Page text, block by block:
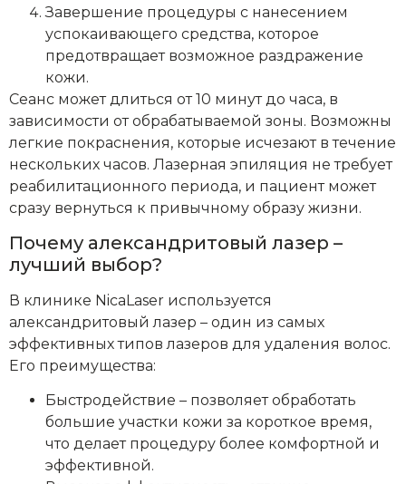
Завершение процедуры с нанесением
успокаивающего средства, которое
предотвращает возможное раздражение
кожи.
Сеанс может длиться от 10 минут до часа, в
зависимости от обрабатываемой зоны. Возможны
легкие покраснения, которые исчезают в течение
нескольких часов. Лазерная эпиляция не требует
реабилитационного периода, и пациент может
сразу вернуться к привычному образу жизни.
Почему александритовый лазер –
лучший выбор?
В клинике NicaLaser используется
александритовый лазер – один из самых
эффективных типов лазеров для удаления волос.
Его преимущества:
Быстродействие – позволяет обработать
большие участки кожи за короткое время,
что делает процедуру более комфортной и
эффективной.